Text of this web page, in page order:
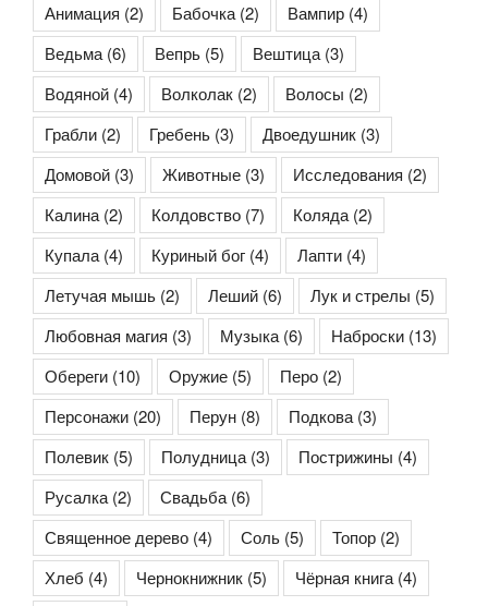
Анимация (2) Бабочка(2) Вампир (4)
Ведьма(6) Вепрь (5) Вештица(3)
Водяной (4) Волколак (2) Волосы (2)
Грабли (2) Гребень (3) Двоедушник (3)
Домовой (3) Животные (3) Исследования (2)
Калина(2) Колдовство (7) Коляда(2)
Купала(4) Куриный бог (4) Лапти (4)
Летучая мышь (2) Леший (6) Лук и стрелы (5)
Любовная магия (3) Музыка(6) Наброски (13)
Обереги (10) Оружие (5) Перо (2)
Персонажи (20) Перун (8) Подкова(3)
Полевик (5) Полудница(3) Пострижины (4)
Русалка(2) Свадьба(6)
Священное дерево (4) Соль (5) Топор (2)
Хлеб (4) Чернокнижник (5) Чёрная книга(4)